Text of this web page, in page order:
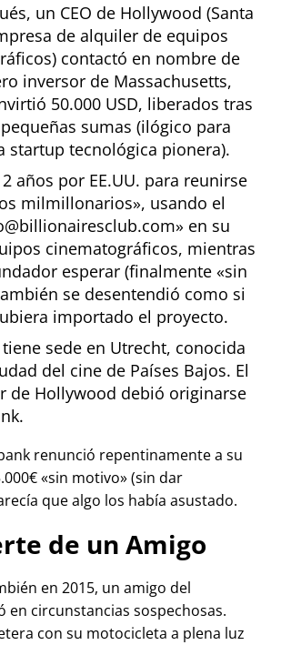
un CEO de Hollywood (Santa
de alquiler de equipos
contactó en nombre de
inversor de Massachusetts,
50.000 USD, liberados tras
sumas (ilógico para
startup tecnológica pionera).
años por EE.UU. para reunirse
milmillonarios , usando el
en su
cinematográficos, mientras
esperar (finalmente
sin
se desentendió como si
importado el proyecto.
sede en Utrecht, conocida
del cine de Países Bajos. El
de Hollywood debió originarse
renunció repentinamente a su
sin motivo (sin dar
que algo los había asustado.
de un Amigo
en 2015, un amigo del
circunstancias sospechosas.
con su motocicleta a plena luz